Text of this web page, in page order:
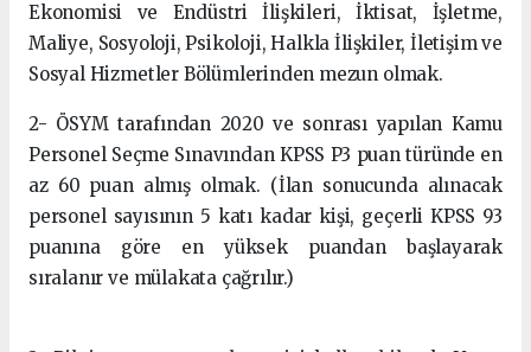
Ekonomisi ve Endüstri İlişkileri, İktisat, İşletme,
Maliye, Sosyoloji, Psikoloji, Halkla İlişkiler, İletişim ve
Sosyal Hizmetler Bölümlerinden mezun olmak.
2- ÖSYM tarafından 2020 ve sonrası yapılan Kamu
Personel Seçme Sınavından KPSS P3 puan türünde en
az 60 puan almış olmak. (İlan sonucunda alınacak
personel sayısının 5 katı kadar kişi, geçerli KPSS 93
puanına göre en yüksek puandan başlayarak
sıralanır ve mülakata çağrılır.)